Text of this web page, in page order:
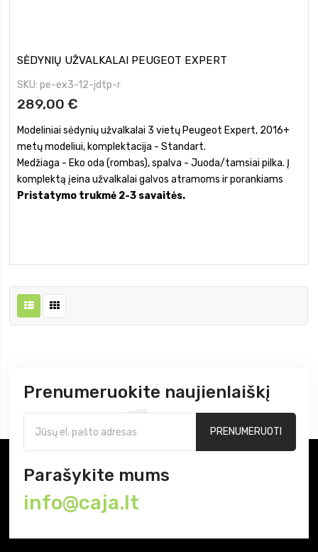
SĖDYNIŲ UŽVALKALAI PEUGEOT EXPERT
SKU pe-ex3-12-jdtp-r
289,00 €
Modeliniai sėdynių užvalkalai 3 vietų Peugeot Expert, 2016+
metų modeliui, komplektacija - Standart.
Medžiaga - Eko oda (rombas), spalva - Juoda/tamsiai pilka. Į
komplektą įeina užvalkalai galvos atramoms ir porankiams
Pristatymo trukmė 2-3 savaitės.
Prenumeruokite naujienlaiškį
PRENUMERUOTI
Parašykite mums
info@caja.lt